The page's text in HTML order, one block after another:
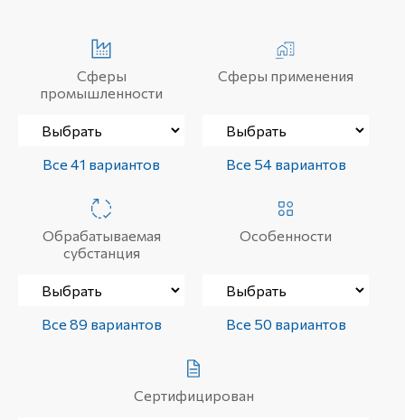
Сферы
промышленности
Все 41 вариантов
Сферы применения
Все 54 вариантов
Обрабатываемая
субстанция
Все 89 вариантов
Особенности
Все 50 вариантов
Сертифицирован